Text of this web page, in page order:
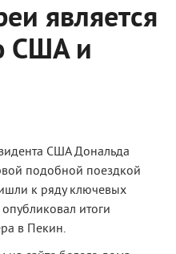
является
США и
США Дональда
подобной поездкой
к ряду ключевых
итоги
в Пекин.